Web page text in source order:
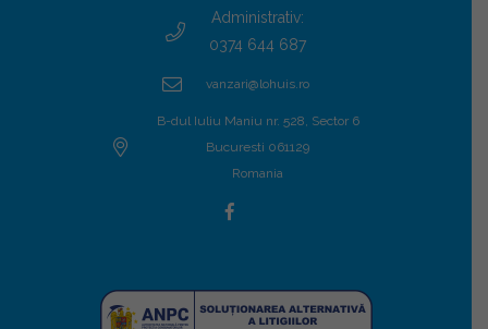
Administrativ:
0374 644 687
vanzari@lohuis.ro
B-dul Iuliu Maniu nr. 528, Sector 6
Bucuresti 061129
Romania